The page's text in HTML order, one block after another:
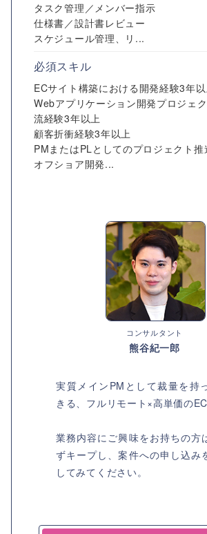
タスク管理／メンバー指示
仕様書／設計書レビュー
スケジュール管理、リ...
必須スキル
ECサイト構築における開発経験3年
Webアプリケーション開発プロジェ
流経験3年以上
顧客折衝経験3年以上
PMまたはPLとしてのプロジェクト推
オフショア開発...
コンサルタント
熊谷紀一郎
実質メインPMとして裁量を持
きる、フルリモート×高単価の
業務内容にご興味をお持ちの方
ずキープし、案件への申し込み
してみてください。